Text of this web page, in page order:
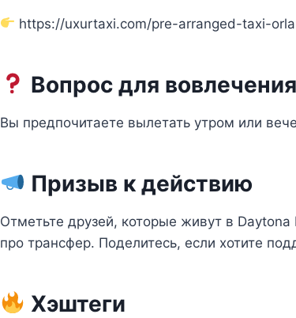
https://uxurtaxi.com/pre-arranged-taxi-
Вопрос для вовлечения
Вы предпочитаете вылетать утром или
Призыв к действию
Отметьте друзей, которые живут в
про трансфер. Поделитесь, если хотите
Хэштеги